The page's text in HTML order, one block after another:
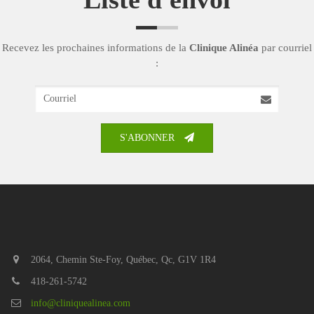
Recevez les prochaines informations de la Clinique Alinéa par courriel
:
S'ABONNER
2064, Chemin Ste-Foy, Québec, Qc, G1V 1R4
418-261-5742
info@cliniquealinea.com